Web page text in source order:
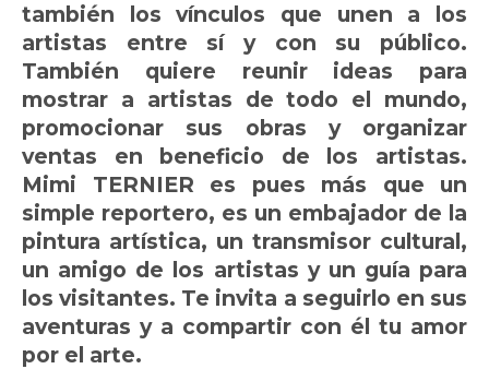
también los vínculos que unen a los
artistas entre sí y con su público.
También quiere reunir ideas para
mostrar a artistas de todo el mundo,
promocionar sus obras y organizar
ventas en beneficio de los artistas.
Mimi TERNIER es pues más que un
simple reportero, es un embajador de la
pintura artística, un transmisor cultural,
un amigo de los artistas y un guía para
los visitantes. Te invita a seguirlo en sus
aventuras y a compartir con él tu amor
por el arte.